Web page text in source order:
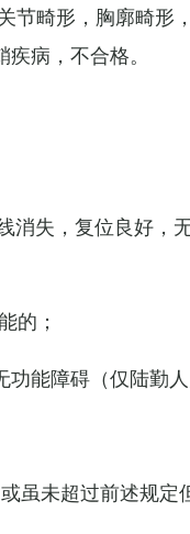
节畸形，胸廓畸形
病，不合格。
消失，复位良好，
的；
能障碍（仅陆勤人
虽未超过前述规定